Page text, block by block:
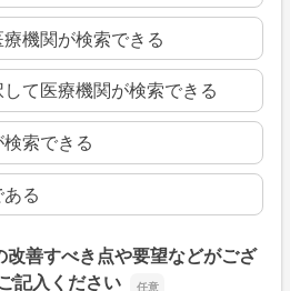
機関が検索できる
て医療機関が検索できる
索できる
る
善すべき点や要望などがござ
記入ください